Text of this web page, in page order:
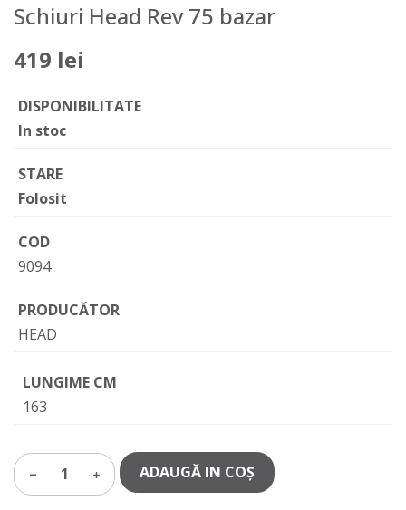
Schiuri Head Rev 75 bazar
419 lei
DISPONIBILITATE
In stoc
STARE
Folosit
COD
9094
PRODUCĂTOR
HEAD
LUNGIME CM
163
1 ADAUGĂ IN COŞ